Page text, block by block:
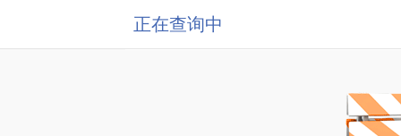
正在查询中